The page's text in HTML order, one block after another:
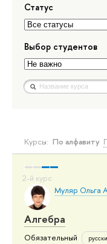
Статус
Выбор студентов
Курсы: По алфавиту
Муляр Ольга
Алгебра
Обязательный